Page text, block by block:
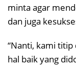
minta agar
dan juga
“Nanti, kami titip
hal baik yang